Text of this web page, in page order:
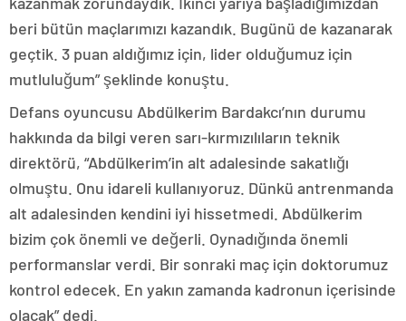
beri bütün maçlarımızı kazandık. Bugünü de kazanarak
geçtik. 3 puan aldığımız için, lider olduğumuz için
mutluluğum” şeklinde konuştu.
Defans oyuncusu Abdülkerim Bardakcı’nın durumu
hakkında da bilgi veren sarı-kırmızılıların teknik
direktörü, “Abdülkerim’in alt adalesinde sakatlığı
olmuştu. Onu idareli kullanıyoruz. Dünkü antrenmanda
alt adalesinden kendini iyi hissetmedi. Abdülkerim
bizim çok önemli ve değerli. Oynadığında önemli
performanslar verdi. Bir sonraki maç için doktorumuz
kontrol edecek. En yakın zamanda kadronun içerisinde
olacak” dedi.